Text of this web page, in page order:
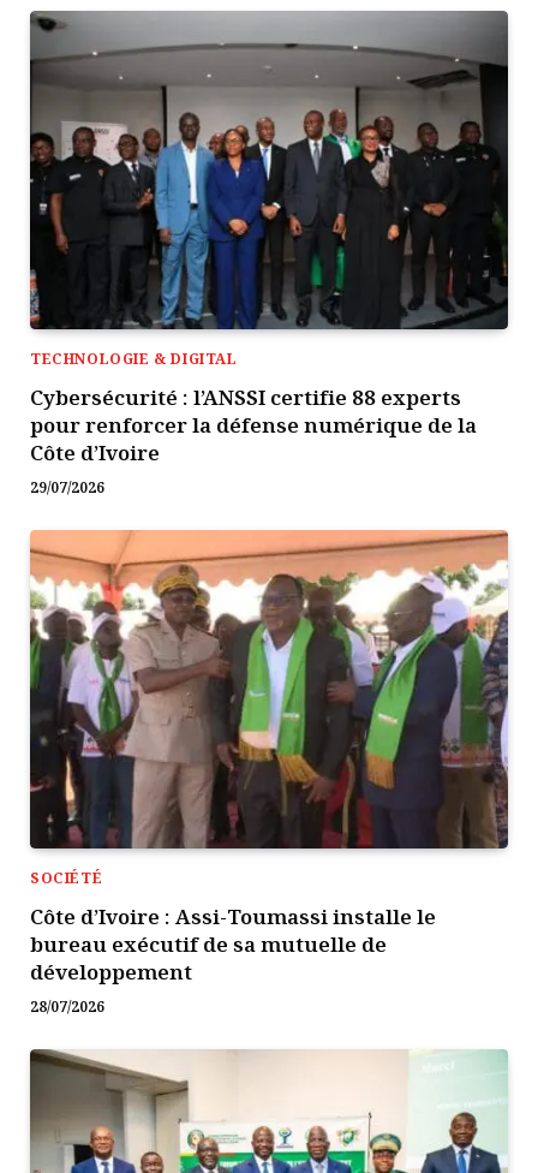
TECHNOLOGIE & DIGITAL
Cybersécurité : l’ANSSI certifie 88 experts
pour renforcer la défense numérique de la
Côte d’Ivoire
29/07/2026
SOCIÉTÉ
Côte d’Ivoire : Assi-Toumassi installe le
bureau exécutif de sa mutuelle de
développement
28/07/2026